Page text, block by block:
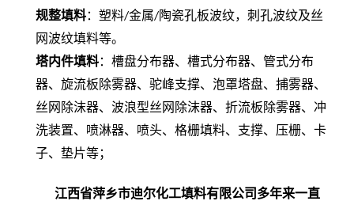
规整填料：塑料/金属/陶瓷孔板波纹，刺孔波纹及丝
网波纹填料等。
塔内件填料：槽盘分布器、槽式分布器、管式分布
器、旋流板除雾器、驼峰支撑、泡罩塔盘、捕雾器、
丝网除沫器、波浪型丝网除沫器、折流板除雾器、冲
洗装置、喷淋器、喷头、格栅填料、支撑、压栅、卡
子、垫片等；
江西省萍乡市迪尔化工填料有限公司多年来一直